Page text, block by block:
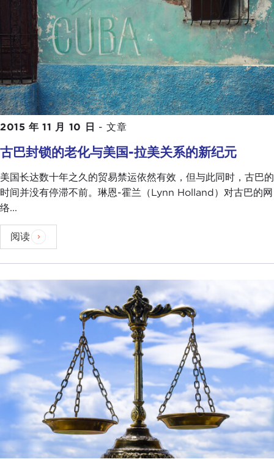
2015 年 11 月 10 日 - 文章
古巴封锁的老化与美国-拉美关系的新纪元
美国长达数十年之久的贸易禁运依然有效，但与此同时，古巴的
时间并没有停滞不前。琳恩-霍兰（Lynn Holland）对古巴的网
络...
阅读